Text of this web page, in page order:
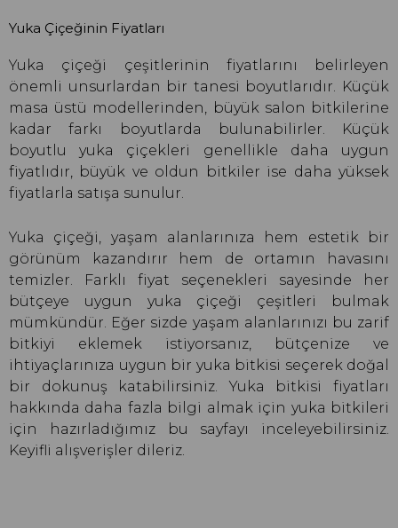
Yuka Çiçeğinin Fiyatları
Yuka çiçeği çeşitlerinin fiyatlarını belirleyen
önemli unsurlardan bir tanesi boyutlarıdır. Küçük
masa üstü modellerinden, büyük salon bitkilerine
kadar farkı boyutlarda bulunabilirler. Küçük
boyutlu yuka çiçekleri genellikle daha uygun
fiyatlıdır, büyük ve oldun bitkiler ise daha yüksek
fiyatlarla satışa sunulur.
Yuka çiçeği, yaşam alanlarınıza hem estetik bir
görünüm kazandırır hem de ortamın havasını
temizler. Farklı fiyat seçenekleri sayesinde her
bütçeye uygun yuka çiçeği çeşitleri bulmak
mümkündür. Eğer sizde yaşam alanlarınızı bu zarif
bitkiyi eklemek istiyorsanız, bütçenize ve
ihtiyaçlarınıza uygun bir yuka bitkisi seçerek doğal
bir dokunuş katabilirsiniz. Yuka bitkisi fiyatları
hakkında daha fazla bilgi almak için yuka bitkileri
için hazırladığımız bu sayfayı inceleyebilirsiniz.
Keyifli alışverişler dileriz.